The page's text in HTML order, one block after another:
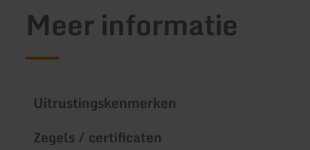
Meer informatie
Uitrustingskenmerken
Zegels / certificaten